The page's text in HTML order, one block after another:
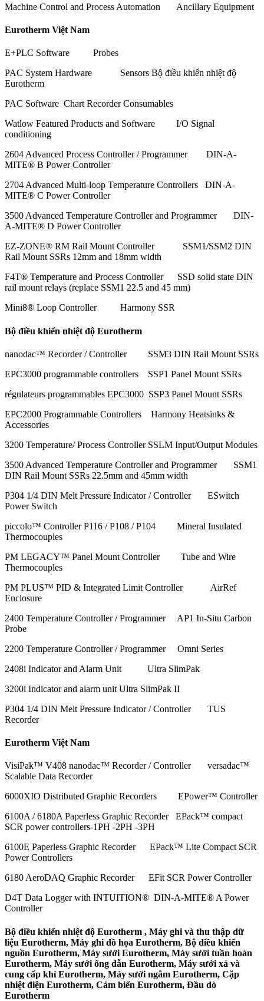
Machine Control and Process Automation Ancillary Equipment
Eurotherm Việt Nam
E+PLC Software Probes
PAC System Hardware Sensors Bộ điều khiển nhiệt độ
Eurotherm
PAC Software Chart Recorder Consumables
Watlow Featured Products and Software I/O Signal
conditioning
2604 Advanced Process Controller / Programmer DIN-A-
MITE® B Power Controller
2704 Advanced Multi-loop Temperature Controllers DIN-A-
MITE® C Power Controller
3500 Advanced Temperature Controller and Programmer DIN-
A-MITE® D Power Controller
EZ-ZONE® RM Rail Mount Controller SSM1/SSM2 DIN
Rail Mount SSRs 12mm and 18mm width
F4T® Temperature and Process Controller SSD solid state DIN
rail mount relays (replace SSM1 22.5 and 45 mm)
Mini8® Loop Controller Harmony SSR
Bộ điều khiển nhiệt độ Eurotherm
nanodac™ Recorder / Controller SSM3 DIN Rail Mount SSRs
EPC3000 programmable controllers SSP1 Panel Mount SSRs
régulateurs programmables EPC3000 SSP3 Panel Mount SSRs
EPC2000 Programmable Controllers Harmony Heatsinks &
Accessories
3200 Temperature/ Process Controller SSLM Input/Output Modules
3500 Advanced Temperature Controller and Programmer SSM1
DIN Rail Mount SSRs 22.5mm and 45mm width
P304 1/4 DIN Melt Pressure Indicator / Controller ESwitch
Power Switch
piccolo™ Controller P116 / P108 / P104 Mineral Insulated
Thermocouples
PM LEGACY™ Panel Mount Controller Tube and Wire
Thermocouples
PM PLUS™ PID & Integrated Limit Controller AirRef
Enclosure
2400 Temperature Controller / Programmer AP1 In-Situ Carbon
Probe
2200 Temperature Controller / Programmer Omni Series
2408i Indicator and Alarm Unit Ultra SlimPak
3200i Indicator and alarm unit Ultra SlimPak II
P304 1/4 DIN Melt Pressure Indicator / Controller TUS
Recorder
Eurotherm Việt Nam
VisiPak™ V408 nanodac™ Recorder / Controller versadac™
Scalable Data Recorder
6000XIO Distributed Graphic Recorders EPower™ Controller
6100A / 6180A Paperless Graphic Recorder EPack™ compact
SCR power controllers-1PH -2PH -3PH
6100E Paperless Graphic Recorder EPack™ Lite Compact SCR
Power Controllers
6180 AeroDAQ Graphic Recorder EFit SCR Power Controller
D4T Data Logger with INTUITION® DIN-A-MITE® A Power
Controller
Bộ điều khiển nhiệt độ Eurotherm , Máy ghi và thu thập dữ
liệu Eurotherm, Máy ghi đồ họa Eurotherm, Bộ điều khiển
nguồn Eurotherm, Máy sưởi Eurotherm, Máy sưởi tuần hoàn
Eurotherm, Máy sưởi ống dẫn Eurotherm, Máy sưởi xả và
cung cấp khí Eurotherm, Máy sưởi ngâm Eurotherm, Cặp
nhiệt điện Eurotherm, Cảm biến Eurotherm, Đầu dò
Eurotherm